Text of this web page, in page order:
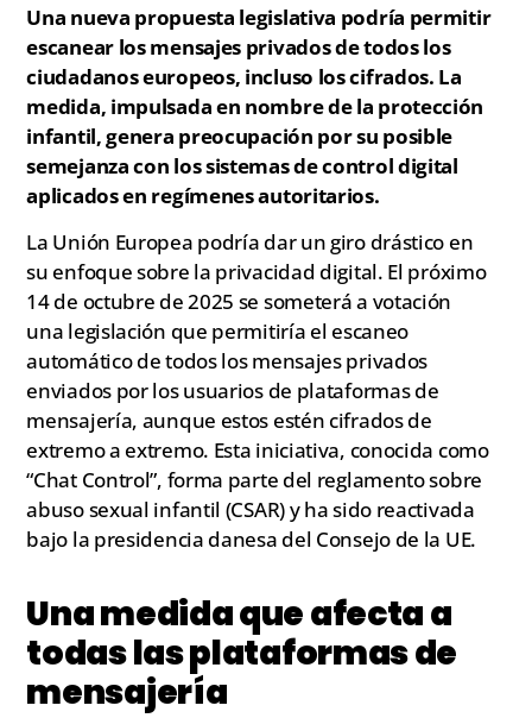
Una nueva propuesta legislativa podría permitir
escanear los mensajes privados de todos los
ciudadanos europeos, incluso los cifrados. La
medida, impulsada en nombre de la protección
infantil, genera preocupación por su posible
semejanza con los sistemas de control digital
aplicados en regímenes autoritarios.
La Unión Europea podría dar un giro drástico en
su enfoque sobre la privacidad digital. El próximo
14 de octubre de 2025 se someterá a votación
una legislación que permitiría el escaneo
automático de todos los mensajes privados
enviados por los usuarios de plataformas de
mensajería, aunque estos estén cifrados de
extremo a extremo. Esta iniciativa, conocida como
“Chat Control”, forma parte del reglamento sobre
abuso sexual infantil (CSAR) y ha sido reactivada
bajo la presidencia danesa del Consejo de la UE.
Una medida que afecta a
todas las plataformas de
mensajería